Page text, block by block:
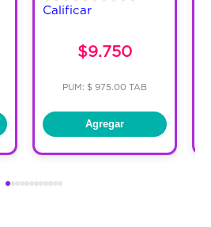
Calificar
$9.750
PUM: $ 975.00 TAB
Agregar